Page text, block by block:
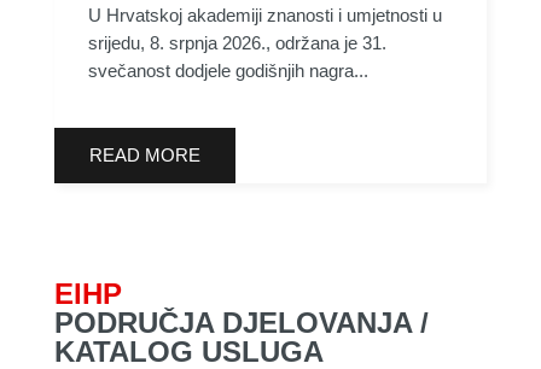
U Hrvatskoj akademiji znanosti i umjetnosti u
srijedu, 8. srpnja 2026., održana je 31.
svečanost dodjele godišnjih nagra...
READ MORE
EIHP
PODRUČJA DJELOVANJA /
KATALOG USLUGA